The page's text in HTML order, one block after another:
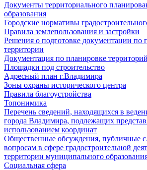
Документы территориального
образования
Городские нормативы
Правила землепользования и застройки
Решения о подготовке документации по
территории
Документация по планировке территорий
Площадки под строительство
Адресный план г.Владимира
Зоны охраны исторического центра
Правила благоустройства
Топонимика
Перечень сведений, находящихся в
города Владимира, подлежащих
использованием координат
Общественные обсуждения, публичные
вопросам в сфере градостроительной
территории муниципального
Социальная сфера